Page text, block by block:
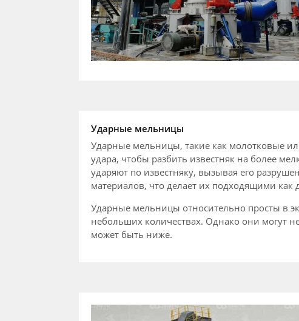
Ударные мельницы
Ударные мельницы, такие как молотковые
удара, чтобы разбить известняк на более
ударяют по известняку, вызывая его
материалов, что делает их подходящими как
Ударные мельницы относительно просты в
небольших количествах. Однако они могут
может быть ниже.